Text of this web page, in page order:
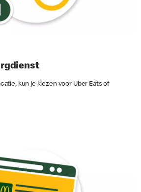
kun je kiezen voor Uber Eats of